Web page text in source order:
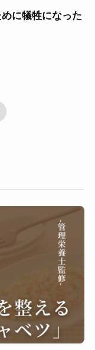
に犠牲になった